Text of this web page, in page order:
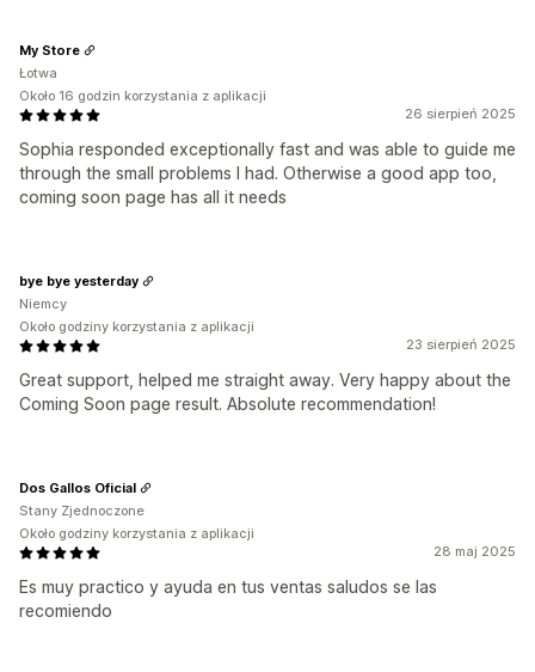
26 sierpień 2025
Sophia responded exceptionally fast and was able to guide me
through the small problems I had. Otherwise a good app too,
coming soon page has all it needs
My Store
Łotwa
Około 16 godzin korzystania z aplikacji
23 sierpień 2025
Great support, helped me straight away. Very happy about the
Coming Soon page result. Absolute recommendation!
bye bye yesterday
Niemcy
Około godziny korzystania z aplikacji
28 maj 2025
Es muy practico y ayuda en tus ventas saludos se las
recomiendo
Dos Gallos Oficial
Stany Zjednoczone
Około godziny korzystania z aplikacji